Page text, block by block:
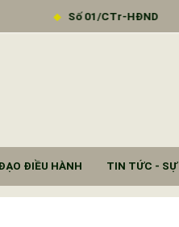
Số 01/CTr-HĐND
ĐIỀU HÀNH TIN TỨC - SỰ